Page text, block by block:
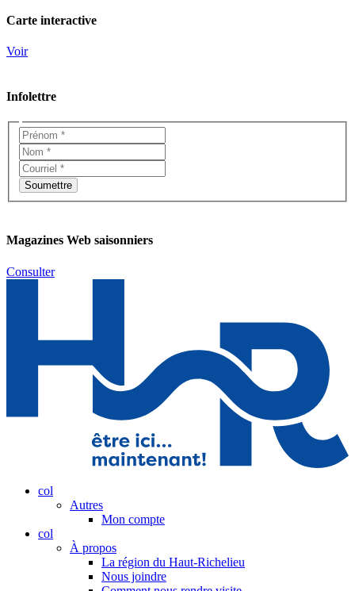
Carte interactive
Voir
Infolettre
Magazines Web saisonniers
Consulter
col
Autres
Mon compte
col
À propos
La région du Haut-Richelieu
Nous joindre